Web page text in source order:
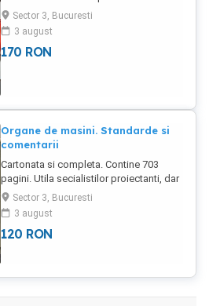
estetic, cat si functional.
Sector 3, Bucuresti
3 august
170 RON
Organe de masini. Standarde si
comentarii
Cartonata si completa. Contine 703
pagini. Utila secialistilor proiectanti, dar
si studentilor
Sector 3, Bucuresti
3 august
120 RON